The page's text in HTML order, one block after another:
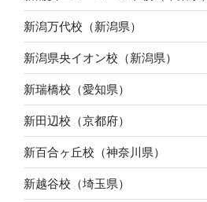
新潟万代校（新潟県）
新潟県央イオン校（新潟県）
新瑞橋校（愛知県）
新田辺校（京都府）
新百合ヶ丘校（神奈川県）
新越谷校（埼玉県）